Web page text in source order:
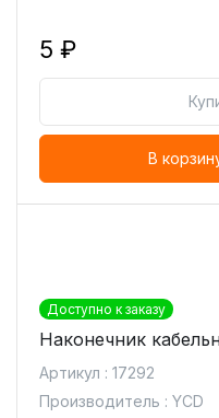
5 ₽
В
Доступно к заказу
Наконечник
Артикул : 17292
Производитель : YCD